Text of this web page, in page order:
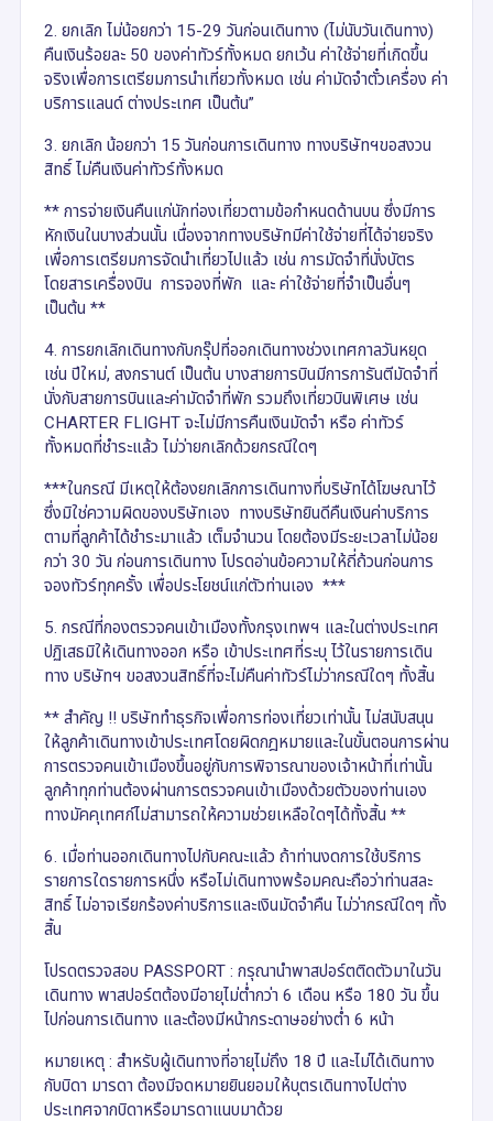
2. ยกเลิก ไม่น้อยกว่า 15-29 วันก่อนเดินทาง (ไม่นับวันเดินทาง)
คืนเงินร้อยละ 50 ของค่าทัวร์ทั้งหมด ยกเว้น ค่าใช้จ่ายที่เกิดขึ้น
จริงเพื่อการเตรียมการนำเที่ยวทั้งหมด เช่น ค่ามัดจำตั๋วเครื่อง ค่า
บริการแลนด์ ต่างประเทศ เป็นต้น”
3. ยกเลิก น้อยกว่า 15 วันก่อนการเดินทาง ทางบริษัทฯขอสงวน
สิทธิ์ ไม่คืนเงินค่าทัวร์ทั้งหมด
** การจ่ายเงินคืนแก่นักท่องเที่ยวตามข้อกำหนดด้านบน ซึ่งมีการ
หักเงินในบางส่วนนั้น เนื่องจากทางบริษัทมีค่าใช้จ่ายที่ได้จ่ายจริง
เพื่อการเตรียมการจัดนำเที่ยวไปแล้ว เช่น การมัดจำที่นั่งบัตร
โดยสารเครื่องบิน การจองที่พัก และ ค่าใช้จ่ายที่จำเป็นอื่นๆ
เป็นต้น **
4. การยกเลิกเดินทางกับกรุ๊ปที่ออกเดินทางช่วงเทศกาลวันหยุด
เช่น ปีใหม่, สงกรานต์ เป็นต้น บางสายการบินมีการการันตีมัดจำที่
นั่งกับสายการบินและค่ามัดจำที่พัก รวมถึงเที่ยวบินพิเศษ เช่น
CHARTER FLIGHT จะไม่มีการคืนเงินมัดจำ หรือ ค่าทัวร์
ทั้งหมดที่ชำระแล้ว ไม่ว่ายกเลิกด้วยกรณีใดๆ
***ในกรณี มีเหตุให้ต้องยกเลิกการเดินทางที่บริษัทได้โฆษณาไว้
ซึ่งมิใช่ความผิดของบริษัทเอง ทางบริษัทยินดีคืนเงินค่าบริการ
ตามที่ลูกค้าได้ชำระมาแล้ว เต็มจำนวน โดยต้องมีระยะเวลาไม่น้อย
กว่า 30 วัน ก่อนการเดินทาง โปรดอ่านข้อความให้ถี่ถ้วนก่อนการ
จองทัวร์ทุกครั้ง เพื่อประโยชน์แก่ตัวท่านเอง ***
5. กรณีที่กองตรวจคนเข้าเมืองทั้งกรุงเทพฯ และในต่างประเทศ
ปฏิเสธมิให้เดินทางออก หรือ เข้าประเทศที่ระบุ ไว้ในรายการเดิน
ทาง บริษัทฯ ขอสงวนสิทธิ์ที่จะไม่คืนค่าทัวร์ไม่ว่ากรณีใดๆ ทั้งสิ้น
** สำคัญ !! บริษัททำธุรกิจเพื่อการท่องเที่ยวเท่านั้น ไม่สนับสนุน
ให้ลูกค้าเดินทางเข้าประเทศโดยผิดกฎหมายและในขั้นตอนการผ่าน
การตรวจคนเข้าเมืองขึ้นอยู่กับการพิจารณาของเจ้าหน้าที่เท่านั้น
ลูกค้าทุกท่านต้องผ่านการตรวจคนเข้าเมืองด้วยตัวของท่านเอง
ทางมัคคุเทศก์ไม่สามารถให้ความช่วยเหลือใดๆได้ทั้งสิ้น **
6. เมื่อท่านออกเดินทางไปกับคณะแล้ว ถ้าท่านงดการใช้บริการ
รายการใดรายการหนึ่ง หรือไม่เดินทางพร้อมคณะถือว่าท่านสละ
สิทธิ์ ไม่อาจเรียกร้องค่าบริการและเงินมัดจำคืน ไม่ว่ากรณีใดๆ ทั้ง
สิ้น
โปรดตรวจสอบ PASSPORT : กรุณานำพาสปอร์ตติดตัวมาในวัน
เดินทาง พาสปอร์ตต้องมีอายุไม่ต่ำกว่า 6 เดือน หรือ 180 วัน ขึ้น
ไปก่อนการเดินทาง และต้องมีหน้ากระดาษอย่างต่ำ 6 หน้า
หมายเหตุ : สำหรับผู้เดินทางที่อายุไม่ถึง 18 ปี และไม่ได้เดินทาง
กับบิดา มารดา ต้องมีจดหมายยินยอมให้บุตรเดินทางไปต่าง
ประเทศจากบิดาหรือมารดาแนบมาด้วย